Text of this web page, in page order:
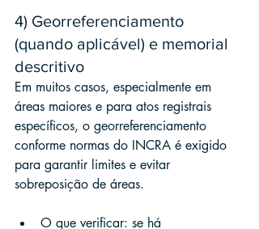
4) Georreferenciamento
(quando aplicável) e memorial
descritivo
Em muitos casos, especialmente em
áreas maiores e para atos registrais
específicos, o georreferenciamento
conforme normas do INCRA é exigido
para garantir limites e evitar
sobreposição de áreas.
O que verificar: se há